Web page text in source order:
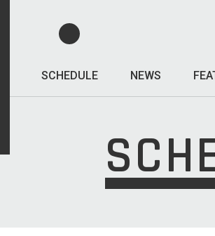
SCHEDULE NEWS